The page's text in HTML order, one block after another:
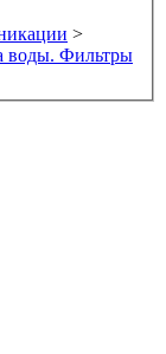
>
воды. Фильтры